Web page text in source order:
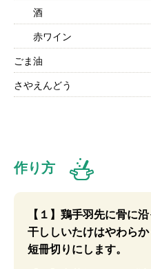
酒
赤ワイン
ごま油
さやえんどう
作り方
【１】鶏手羽先に骨に
干ししいたけはやわら
短冊切りにします。